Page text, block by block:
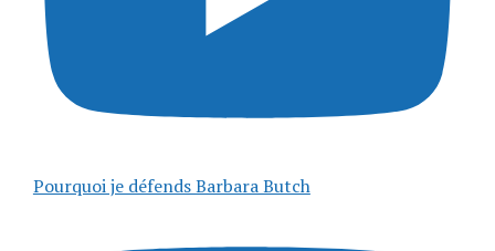
Pourquoi je défends Barbara Butch